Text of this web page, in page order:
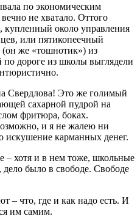
по экономическим
не хватало. Оттого
купленный около управления
или пятикопеечный
же «тошнотик») из
по дороге из школы выглядели
Свердлова! Это же голимый
сахарной пудрой на
фритюра, боках.
и я не жалею ни
искушение карманных денег.
– хотя и в нем тоже, школьные
было в свободе. Свободе
– что, где и как надо есть. И
им самим.